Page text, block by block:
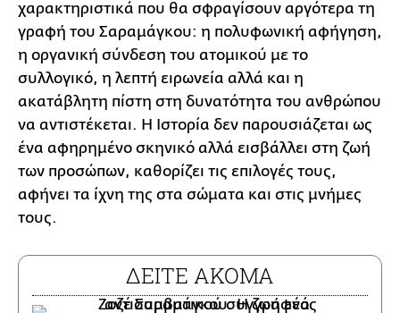
χαρακτηριστικά που θα σφραγίσουν αργότερα τη
γραφή του Σαραμάγκου: η πολυφωνική αφήγηση,
η οργανική σύνδεση του ατομικού με το
συλλογικό, η λεπτή ειρωνεία αλλά και η
ακατάβλητη πίστη στη δυνατότητα του ανθρώπου
να αντιστέκεται. Η Ιστορία δεν παρουσιάζεται ως
ένα αφηρημένο σκηνικό αλλά εισβάλλει στη ζωή
των προσώπων, καθορίζει τις επιλογές τους,
αφήνει τα ίχνη της στα σώματα και στις μνήμες
τους.
ΔΕΙΤΕ ΑΚΟΜΑ